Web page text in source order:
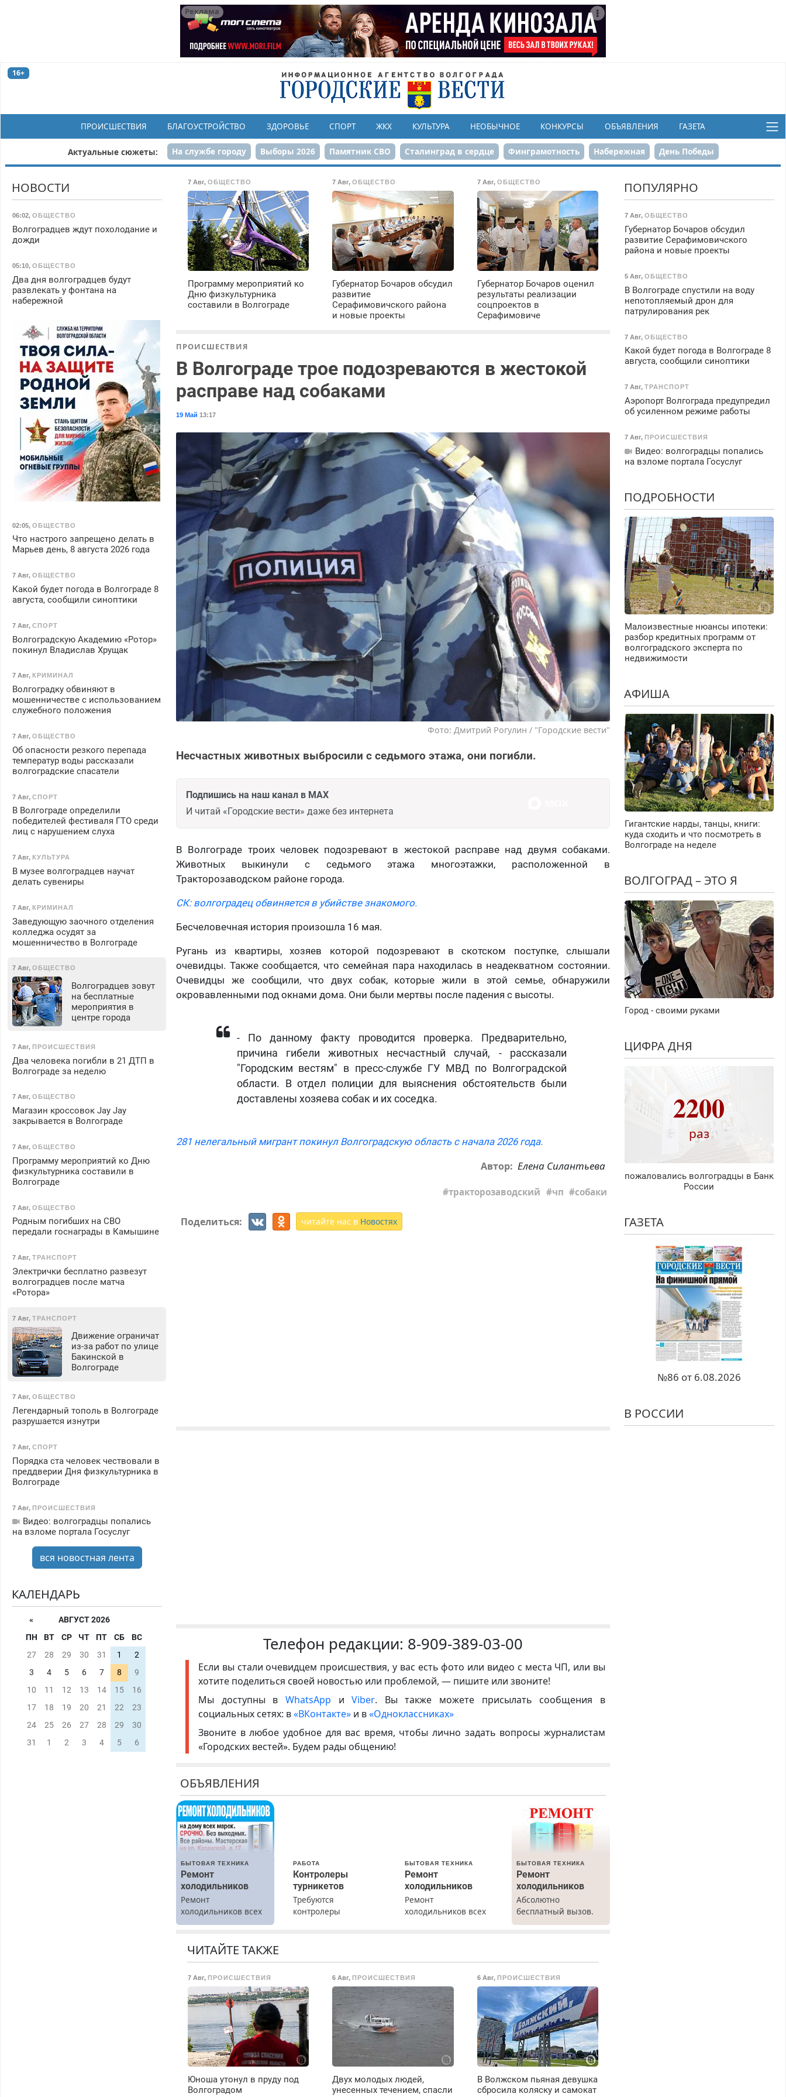
Реклама
16+
ПРОИСШЕСТВИЯ БЛАГОУСТРОЙСТВО ЗДОРОВЬЕ СПОРТ ЖКХ КУЛЬТУРА НЕОБЫЧНОЕ КОНКУРСЫ ОБЪЯВЛЕНИЯ ГАЗЕТА
Актуальные сюжеты: На службе городу Выборы 2026 Памятник СВО Сталинград в сердце Финграмотность Набережная День Победы
Реконструкция ЦПКиО 80-летие Победы Парк Героев-летчиков
7 Авг,ОБЩЕСТВО
Программу мероприятий ко
Дню физкультурника
составили в Волгограде
7 Авг,ОБЩЕСТВО
Губернатор Бочаров обсудил
развитие
Серафимовичского района
и новые проекты
7 Авг, ОБЩЕСТВО
Губернатор Бочаров оценил
результаты реализации
соцпроектов в
Серафимовиче
ПРОИСШЕСТВИЯ
В Волгограде трое подозреваются в жестокой
расправе над собаками
19 Май 13:17
Фото: Дмитрий Рогулин / "Городские вести"
Несчастных животных выбросили с седьмого этажа, они погибли.
Подпишись на наш канал в MAX
И читай «Городские вести» даже без интернета
В Волгограде троих человек подозревают в жестокой расправе над двумя собаками.
Животных выкинули с седьмого этажа многоэтажки, расположенной в
Тракторозаводском районе города.
СК: волгоградец обвиняется в убийстве знакомого.
Бесчеловечная история произошла 16 мая.
Ругань из квартиры, хозяев которой подозревают в скотском поступке, слышали
очевидцы. Также сообщается, что семейная пара находилась в неадекватном состоянии.
Очевидцы же сообщили, что двух собак, которые жили в этой семье, обнаружили
окровавленными под окнами дома. Они были мертвы после падения с высоты.
​- По данному факту проводится проверка. Предварительно,
причина гибели животных несчастный случай, - рассказали
"Городским вестям" в пресс-службе ГУ МВД по Волгоградской
области. В отдел полиции для выяснения обстоятельств были
доставлены хозяева собак и их соседка.
281 нелегальный мигрант покинул Волгоградскую область с начала 2026 года.
Автор: Елена Силантьева
тракторозаводский чп собаки
Поделиться: читайте нас в Новостях
Телефон редакции: 8-909-389-03-00
Если вы стали очевидцем происшествия, у вас есть фото или видео с места ЧП, или вы
хотите поделиться своей новостью или проблемой, — пишите или звоните!
Мы доступны в WhatsApp иViber. Вы также можете присылать сообщения в
социальных сетях: в«ВКонтакте» и в«Одноклассниках»
Звоните в любое удобное для вас время, чтобы лично задать вопросы журналистам
«Городских вестей». Будем рады общению!
ОБЪЯВЛЕНИЯ
БЫТОВАЯ ТЕХНИКА
Ремонт
холодильников
Ремонт
холодильников всех
марок на дому.
РАБОТА
Контролеры
турникетов
Требуются
контролеры
ТК РФ. График работы
любой. Бесплатное
проживание. З/п – до
96000 рублей до
вычета налогов.
Ежемесячно
выплачивается
денежная премия.
Возможно бесплатное
обучение, получение
БЫТОВАЯ ТЕХНИКА
Ремонт
холодильников
Ремонт
холодильников всех
районы. Скидка.
Вызов бесплатный.
БЫТОВАЯ ТЕХНИКА
Ремонт
холодильников
Абсолютно
бесплатный вызов.
Ремонт
выходных.
Пенсионерам –
скидки до 40%.
Мастер со стажем.
ЧИТАЙТЕ ТАКЖЕ
7 Авг, ПРОИСШЕСТВИЯ
Юноша утонул в пруду под
Волгоградом
6 Авг, ПРОИСШЕСТВИЯ
Двух молодых людей,
унесенных течением, спасли
6 Авг, ПРОИСШЕСТВИЯ
В Волжском пьяная девушка
сбросила коляску и самокат
НОВОСТИ
06:02, ОБЩЕСТВО
Волгоградцев ждут похолодание и
дожди
05:10, ОБЩЕСТВО
Два дня волгоградцев будут
развлекать у фонтана на
набережной
02:05, ОБЩЕСТВО
Что настрого запрещено делать в
Марьев день, 8 августа 2026 года
7 Авг, ОБЩЕСТВО
Какой будет погода в Волгограде 8
августа, сообщили синоптики
7 Авг, СПОРТ
Волгоградскую Академию «Ротор»
покинул Владислав Хрущак
7 Авг, КРИМИНАЛ
Волгоградку обвиняют в
мошенничестве с использованием
служебного положения
7 Авг, ОБЩЕСТВО
Об опасности резкого перепада
температур воды рассказали
волгоградские спасатели
7 Авг, СПОРТ
В Волгограде определили
победителей фестиваля ГТО среди
лиц с нарушением слуха
7 Авг, КУЛЬТУРА
В музее волгоградцев научат
делать сувениры
7 Авг, КРИМИНАЛ
Заведующую заочного отделения
колледжа осудят за
мошенничество в Волгограде
7 Авг, ОБЩЕСТВО
Волгоградцев зовут
на бесплатные
мероприятия в
центре города
7 Авг, ПРОИСШЕСТВИЯ
Два человека погибли в 21 ДТП в
Волгограде за неделю
7 Авг, ОБЩЕСТВО
Магазин кроссовок Jay Jay
закрывается в Волгограде
7 Авг, ОБЩЕСТВО
Программу мероприятий ко Дню
физкультурника составили в
Волгограде
7 Авг, ОБЩЕСТВО
Родным погибших на СВО
передали госнаграды в Камышине
7 Авг, ТРАНСПОРТ
Электрички бесплатно развезут
волгоградцев после матча
«Ротора»
7 Авг, ТРАНСПОРТ
Движение ограничат
из-за работ по улице
Бакинской в
Волгограде
7 Авг, ОБЩЕСТВО
Легендарный тополь в Волгограде
разрушается изнутри
7 Авг, СПОРТ
Порядка ста человек чествовали в
преддверии Дня физкультурника в
Волгограде
7 Авг, ПРОИСШЕСТВИЯ
Видео: волгоградцы попались
на взломе портала Госуслуг
вся новостная лента
КАЛЕНДАРЬ
«
АВГУСТ 2026
ПН
ВТ СР ЧТ ПТ СБ
ВС
27
28 29 30 31 1
2
3
4 5 6 7 8
9
10
11 12 13 14 15
16
17
18 19 20 21 22
23
24
25 26 27 28 29
30
31
1 2 3 4 5 6
ПОПУЛЯРНО
7 Авг, ОБЩЕСТВО
Губернатор Бочаров обсудил
развитие Серафимовичского
района и новые проекты
5 Авг, ОБЩЕСТВО
В Волгограде спустили на воду
непотопляемый дрон для
патрулирования рек
7 Авг, ОБЩЕСТВО
Какой будет погода в Волгограде 8
августа, сообщили синоптики
7 Авг, ТРАНСПОРТ
Аэропорт Волгограда предупредил
об усиленном режиме работы
7 Авг, ПРОИСШЕСТВИЯ
Видео: волгоградцы попались
на взломе портала Госуслуг
ПОДРОБНОСТИ
Малоизвестные нюансы ипотеки:
разбор кредитных программ от
волгоградского эксперта по
недвижимости
АФИША
Гигантские нарды, танцы, книги:
куда сходить и что посмотреть в
Волгограде на неделе
ВОЛГОГРАД – ЭТО Я
Город - своими руками
ЦИФРА ДНЯ
2200
раз
пожаловались волгоградцы в Банк
России
ГАЗЕТА
№86 от 6.08.2026
В РОССИИ